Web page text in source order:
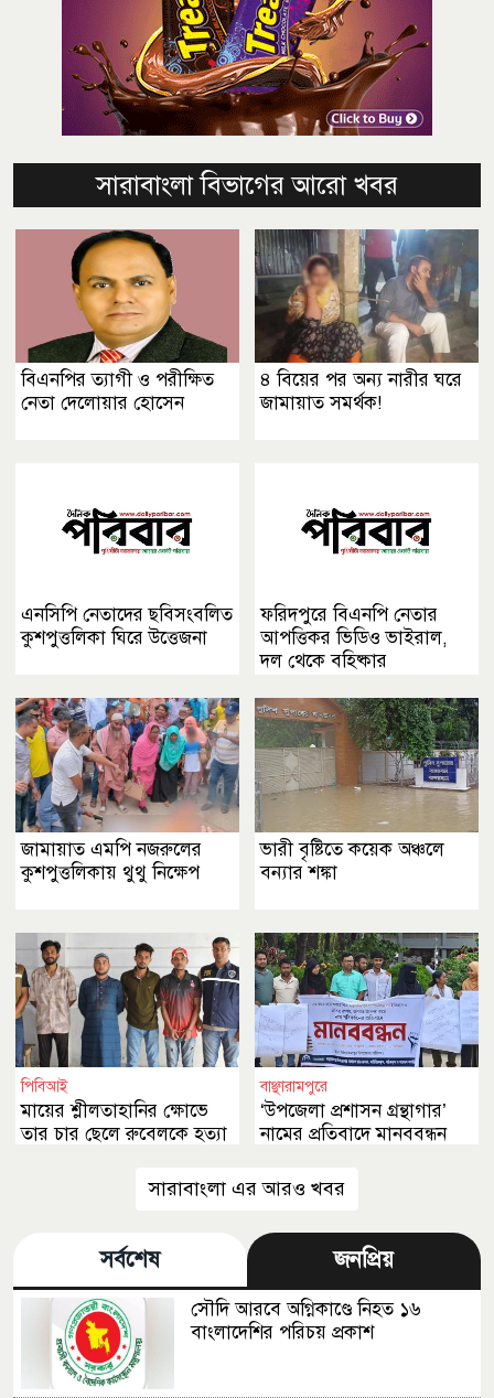
সারাবাংলা বিভাগের আরো খবর
বিএনপির ত্যাগী ও পরীক্ষিত
নেতা দেলোয়ার হোসেন
৪ বিয়ের পর অন্য নারীর ঘরে
জামায়াত সমর্থক!
এনসিপি নেতাদের ছবিসংবলিত
কুশপুত্তলিকা ঘিরে উত্তেজনা
ফরিদপুরে বিএনপি নেতার
আপত্তিকর ভিডিও ভাইরাল,
দল থেকে বহিষ্কার
জামায়াত এমপি নজরুলের
কুশপুত্তলিকায় থুথু নিক্ষেপ
ভারী বৃষ্টিতে কয়েক অঞ্চলে
বন্যার শঙ্কা
পিবিআই
মায়ের শ্লীলতাহানির ক্ষোভে
তার চার ছেলে রুবেলকে হত্যা
বাঞ্ছারামপুরে
‘উপজেলা প্রশাসন গ্রন্থাগার’
নামের প্রতিবাদে মানববন্ধন
সারাবাংলা এর আরও খবর
সর্বশেষ জনপ্রিয়
সৌদি আরবে অগ্নিকাণ্ডে নিহত ১৬
বাংলাদেশির পরিচয় প্রকাশ